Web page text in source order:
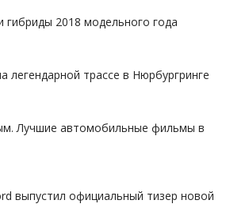
гибриды 2018 модельного года
легендарной трассе в Нюрбургринге
Лучшие автомобильные фильмы в
выпустил официальный тизер новой